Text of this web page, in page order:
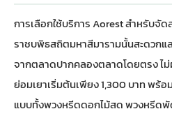
การเลือกใช้บริการ Aorest สำหรับจัด
ราชบพิธสถิตมหาสีมารามนั้นสะดวกแ
จากตลาดปากคลองตลาดโดยตรง ไม่
ย่อมเยาเริ่มต้นเพียง 1,300 บาท พร้
แบบทั้งพวงหรีดดอกไม้สด พวงหรีด